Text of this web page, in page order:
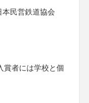
民営鉄道協会
賞者には学校と個